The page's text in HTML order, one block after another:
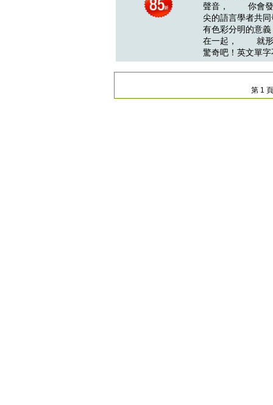
聲音， 你會發
尖的語言學者共
有色彩分明的意
在一起， 就形
驚奇吧！英文單
第 1